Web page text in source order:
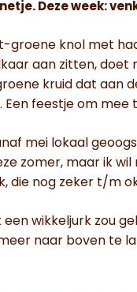
Deze week:
groene knol met
aan zitten, doet
kruid dat aan
. Een feestje om mee
mei lokaal
zomer, maar ik
die nog zeker t/m
wikkeljurk zou
naar boven te